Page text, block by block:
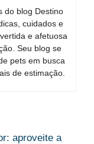
do blog Destino
cuidados e
e afetuosa
Seu blog se
pets em busca
de estimação.
aproveite a